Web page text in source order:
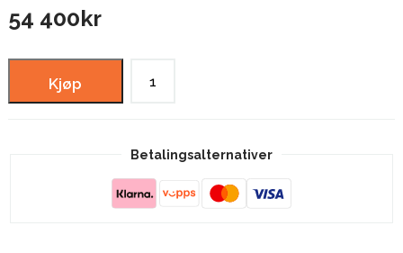
54 400kr
Kjøp
Betalingsalternativer